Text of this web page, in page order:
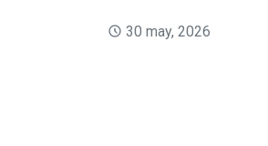
30 may, 2026